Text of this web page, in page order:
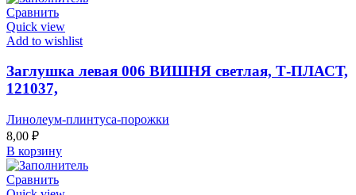
Сравнить
Quick view
Add to wishlist
Заглушка левая 006 ВИШНЯ светлая, Т-ПЛАСТ,
121037,
Линолеум-плинтуса-порожки
8,00 ₽
В корзину
Сравнить